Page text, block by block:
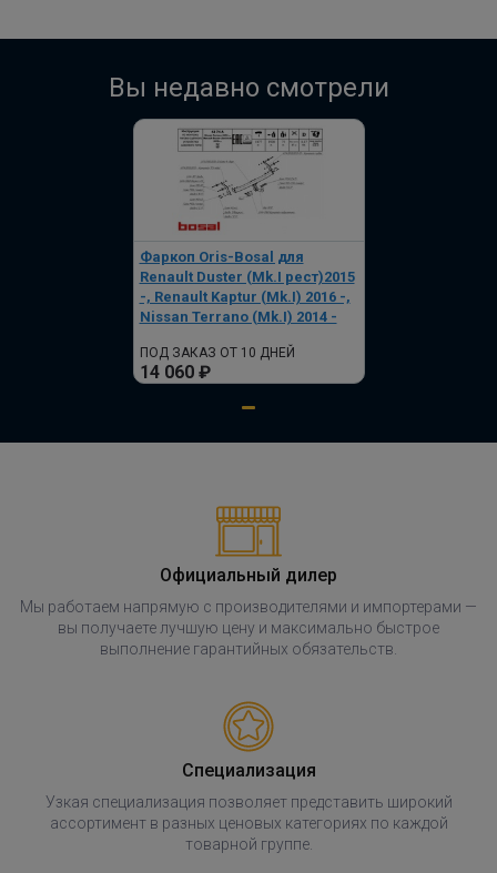
Комплект электропроводки
КонцептАвто для ТСУ 7 контактная
ПОД ЗАКАЗ ОТ 14 ДНЕЙ
по запросу
В корзину
Полный комплект электропроводки
фаркопа Лидер-плюс, универсальный
ПОД ЗАКАЗ ОТ 14 ДНЕЙ
Вы недавно смотрели
Фаркоп Oris-Bosal для
Renault Duster (Mk.I рест)2015
-, Renault Kaptur (Mk.I) 2016 -,
Nissan Terrano (Mk.I) 2014 -
ПОД ЗАКАЗ ОТ 10 ДНЕЙ
14 060 ₽
Официальный дилер
Мы работаем напрямую с производителями и импортерами —
вы получаете лучшую цену и максимально быстрое
выполнение гарантийных обязательств.
Специализация
Узкая специализация позволяет представить широкий
ассортимент в разных ценовых категориях по каждой
товарной группе.